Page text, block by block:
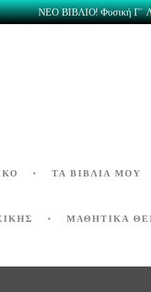
ΝΕΟ ΒΙΒΛΙΟ! Φυσική Γ΄
ΤΑ ΒΙΒΛΊΑ ΜΟΥ
ΜΑΘΗΤΙΚΑ